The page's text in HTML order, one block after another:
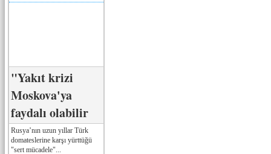
"Yakıt krizi
Moskova'ya
faydalı olabilir
Rusya’nın uzun yıllar Türk
domateslerine karşı yürttüğü
"sert mücadele"...